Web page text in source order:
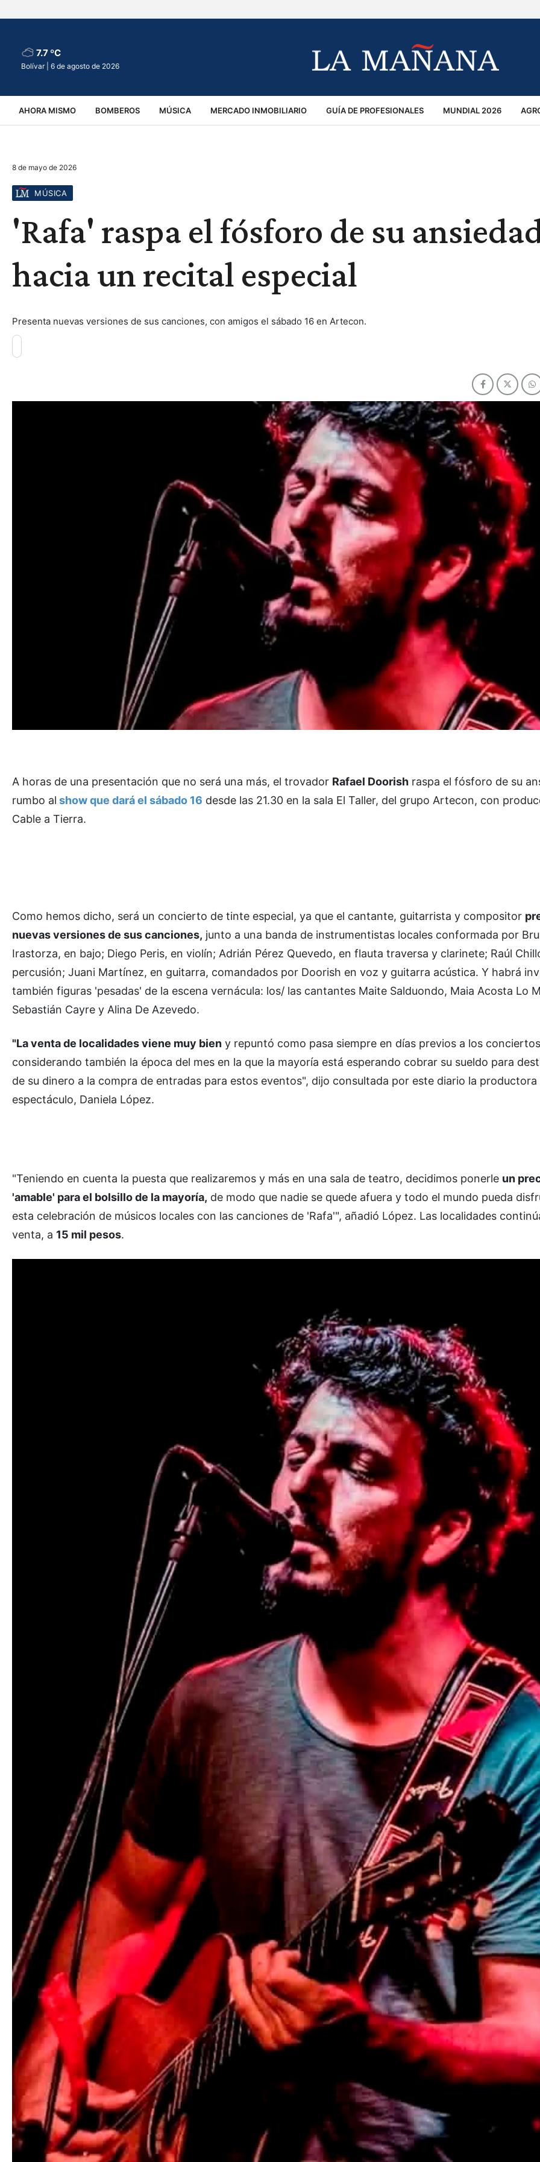
7.7 ºC
Bolívar | 6 de agosto de 2026
AHORA MISMO BOMBEROS MÚSICA MERCADO INMOBILIARIO GUÍA DE PROFESIONALES MUNDIAL 2026
VIRALES ACCIDENTES
8 de mayo de 2026
MÚSICA
'Rafa' raspa el fósforo de su
hacia un recital especial
Presenta nuevas versiones de sus canciones, con amigos el sábado 16 en Artecon.
A horas de una presentación que no será una más, el trovador Rafael Doorish raspa el fósforo de su
rumbo al show que dará el sábado 16 desde las 21.30 en la sala El Taller, del grupo Artecon, con
Cable a Tierra.
Como hemos dicho, será un concierto de tinte especial, ya que el cantante, guitarrista y compositor
nuevas versiones de sus canciones, junto a una banda de instrumentistas locales conformada por
Irastorza, en bajo; Diego Peris, en violín; Adrián Pérez Quevedo, en flauta traversa y clarinete; Raúl
percusión; Juani Martínez, en guitarra, comandados por Doorish en voz y guitarra acústica. Y habrá
también figuras 'pesadas' de la escena vernácula: los/ las cantantes Maite Salduondo, Maia Acosta Lo
Sebastián Cayre y Alina De Azevedo.
"La venta de localidades viene muy bien y repuntó como pasa siempre en días previos a los
considerando también la época del mes en la que la mayoría está esperando cobrar su sueldo para
de su dinero a la compra de entradas para estos eventos", dijo consultada por este diario la productora
espectáculo, Daniela López.
"Teniendo en cuenta la puesta que realizaremos y más en una sala de teatro, decidimos ponerle un
'amable' para el bolsillo de la mayoría, de modo que nadie se quede afuera y todo el mundo pueda
esta celebración de músicos locales con las canciones de 'Rafa'", añadió López. Las localidades
venta, a 15 mil pesos.